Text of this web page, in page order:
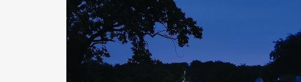
Das „weiße Gold Rügens“ und „Die Zitrone des
Kreide ist auf Rügen nicht nur in Form von Felsen zu genießen
Heilkreide oder auch das
weiße Gold
hat eine lange Tradition.
Bereits 1910 entstanden in Sassnitz die ersten Kreidebäder
Kreideheilbades. Die feine Heilkreide besteht aus